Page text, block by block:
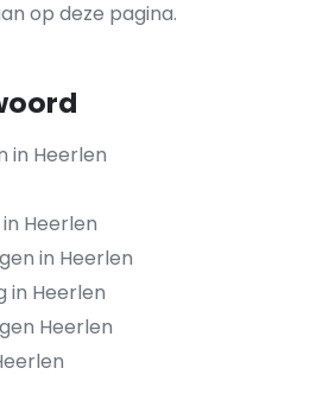
op deze pagina.
in Heerlen
Heerlen
in Heerlen
in Heerlen
Heerlen